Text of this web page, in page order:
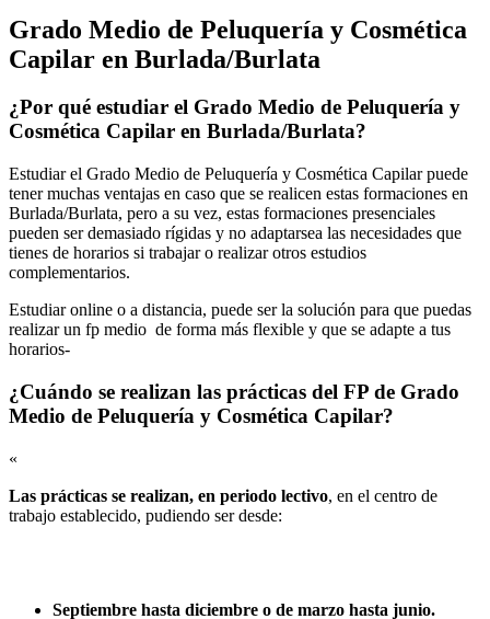
Grado Medio de Peluquería y Cosmética
Capilar en Burlada/Burlata
¿Por qué estudiar el Grado Medio de Peluquería y
Cosmética Capilar en Burlada/Burlata?
Estudiar el Grado Medio de Peluquería y Cosmética Capilar puede
tener muchas ventajas en caso que se realicen estas formaciones en
Burlada/Burlata, pero a su vez, estas formaciones presenciales
pueden ser demasiado rígidas y no adaptarsea las necesidades que
tienes de horarios si trabajar o realizar otros estudios
complementarios.
Estudiar online o a distancia, puede ser la solución para que puedas
realizar un fp medio de forma más flexible y que se adapte a tus
horarios-
¿Cuándo se realizan las prácticas del FP de Grado
Medio de Peluquería y Cosmética Capilar?
«
Las prácticas se realizan, en periodo lectivo, en el centro de
trabajo establecido, pudiendo ser desde:
Septiembre hasta diciembre o de marzo hasta junio.